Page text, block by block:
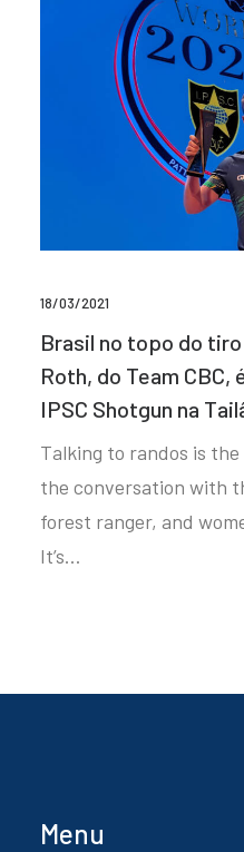
18/03/2021
Brasil no topo do
Roth, do Team CBC,
IPSC Shotgun na
Talking to randos is
the conversation with
forest ranger, and
It’s…
Menu